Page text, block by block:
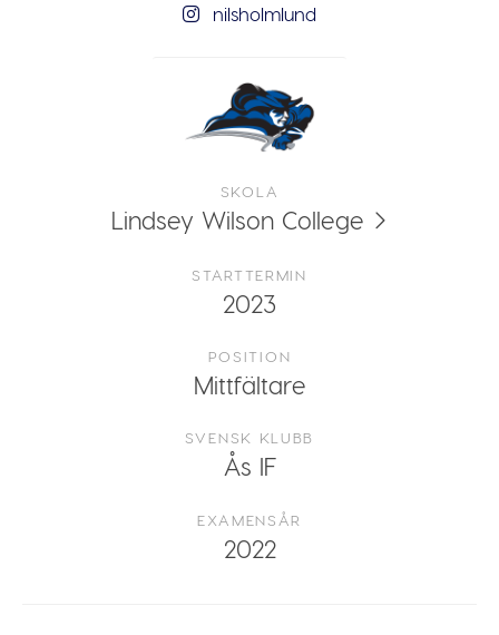
nilsholmlund
SKOLA
Lindsey Wilson College
STARTTERMIN
2023
POSITION
Mittfältare
SVENSK KLUBB
Ås IF
EXAMENSÅR
2022